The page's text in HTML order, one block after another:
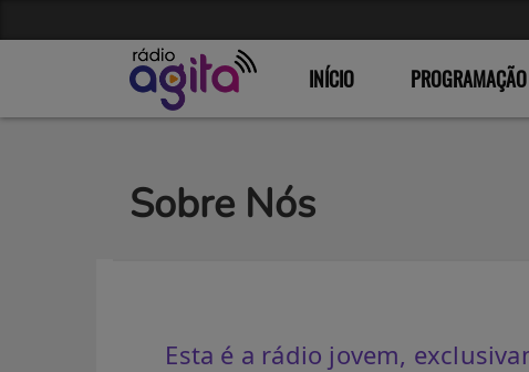
INÍCIO PROGRAMAÇÃO
Sobre Nós
Esta é a rádio jovem,